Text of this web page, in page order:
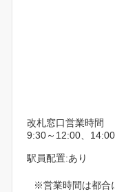
改札窓口営業時間
9:30～12:00、
駅員配置:あり
※営業時間は都合